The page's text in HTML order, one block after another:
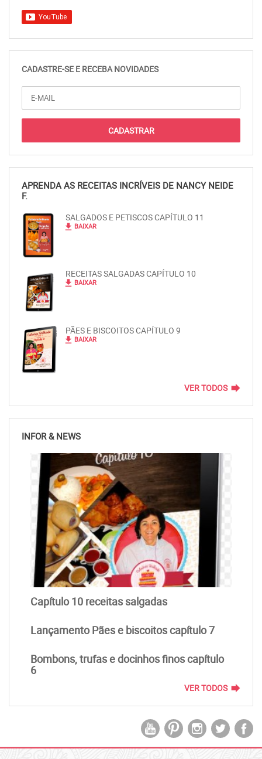
CADASTRE-SE E RECEBA NOVIDADES
APRENDA AS RECEITAS INCRÍVEIS DE NANCY NEIDE
F.
SALGADOS E PETISCOS CAPÍTULO 11
file_download BAIXAR
RECEITAS SALGADAS CAPÍTULO 10
file_download BAIXAR
PÃES E BISCOITOS CAPÍTULO 9
file_download BAIXAR
VER TODOS forward
INFOR & NEWS
Capítulo 10 receitas salgadas
Lançamento Pães e biscoitos capítulo 7
Bombons, trufas e docinhos finos capítulo
6
VER TODOS forward